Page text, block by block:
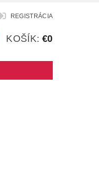
REGISTRÁCIA
KOŠÍK: €0